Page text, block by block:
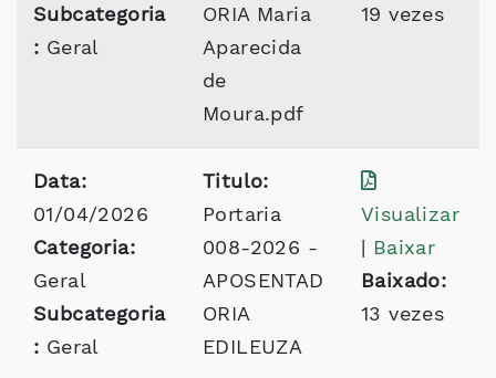
Subcategoria
: Geral
ORIA Maria
Aparecida
de
Moura.pdf
19 vezes
Data:
01/04/2026
Categoria:
Geral
Subcategoria
: Geral
Titulo:
Portaria
008-2026 -
APOSENTAD
ORIA
EDILEUZA
Visualizar
| Baixar
Baixado:
13 vezes